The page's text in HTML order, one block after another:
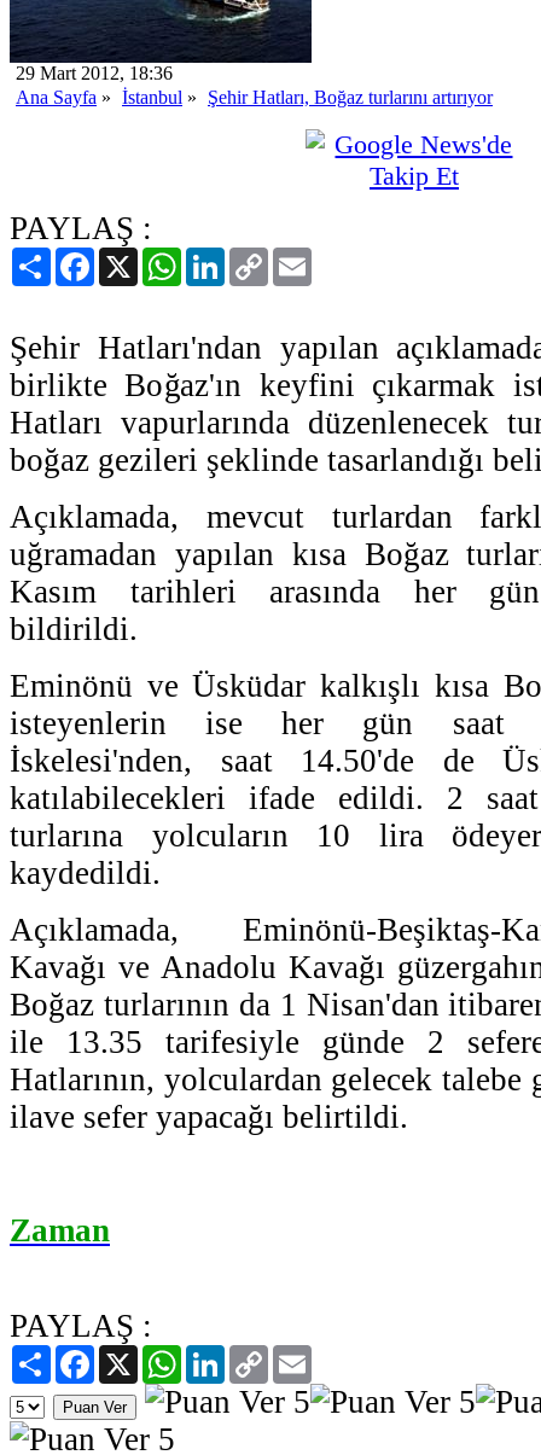
29 Mart 2012, 18:36
Ana Sayfa » İstanbul » Şehir Hatları, Boğaz turlarını artırıyor
PAYLAŞ :
PaylaşFacebook
X WhatsAppLinkedIn
Copy
Link
Şehir Hatları'ndan yapılan
birlikte Boğaz'ın keyfini çıkarmak
Hatları vapurlarında düzenlenecek
boğaz gezileri şeklinde tasarlandığı
Açıklamada, mevcut turlardan
uğramadan yapılan kısa Boğaz
Kasım tarihleri arasında her
bildirildi.
Eminönü ve Üsküdar kalkışlı kısa
isteyenlerin ise her gün saat
İskelesi'nden, saat 14.50'de de
katılabilecekleri ifade edildi. 2
turlarına yolcuların 10 lira
kaydedildi.
Açıklamada, Eminönü-Beşiktaş-
Kavağı ve Anadolu Kavağı
Boğaz turlarının da 1 Nisan'dan
ile 13.35 tarifesiyle günde 2 sefere
Hatlarının, yolculardan gelecek talebe
ilave sefer yapacağı belirtildi.
Zaman
PAYLAŞ :
PaylaşFacebook
X WhatsAppLinkedIn
Copy
Link